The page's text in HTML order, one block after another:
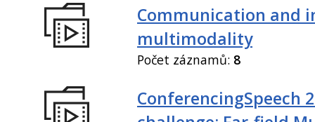
Communication and
multimodality
Počet záznamů: 8
ConferencingSpeech